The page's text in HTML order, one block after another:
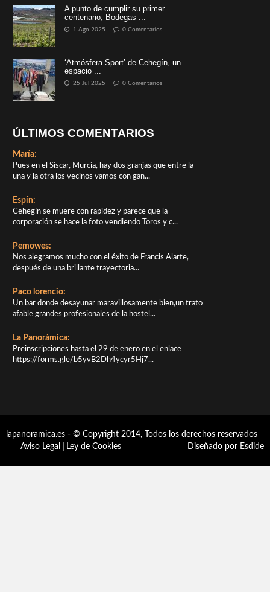
A punto de cumplir su primer
centenario, Bodegas ...
1 Ago 2025 0 Comentarios
‘Atmósfera Sport’ de Cehegín, un
espacio ...
25 Jul 2025 0 Comentarios
ÚLTIMOS COMENTARIOS
María:
Pues en el Siscar, Murcia, hay dos granjas que entre la
una y la otra los vecinos vamos con gan...
Espín:
Cehegín se muere con rapidez y parece que la
corporación se hace la foto vendiendo Toros y c...
Pemowes:
Nos alegramos mucho con el éxito de Francis Alarte,
después de una brillante trayectoria...
Paco lorencio:
Un bar donde desayunar maravillosamente bien,un trato
afable grandes profesionales de la hostel...
La Panorámica:
Preinscripciones hasta el 29 de enero en el enlace
https://forms.gle/b5yvB2Dh4ycyr5Hj7...
lapanoramica.es - © Copyright 2014, Todos los derechos reservados
Aviso Legal
Ley de Cookies Diseñado por Esdide